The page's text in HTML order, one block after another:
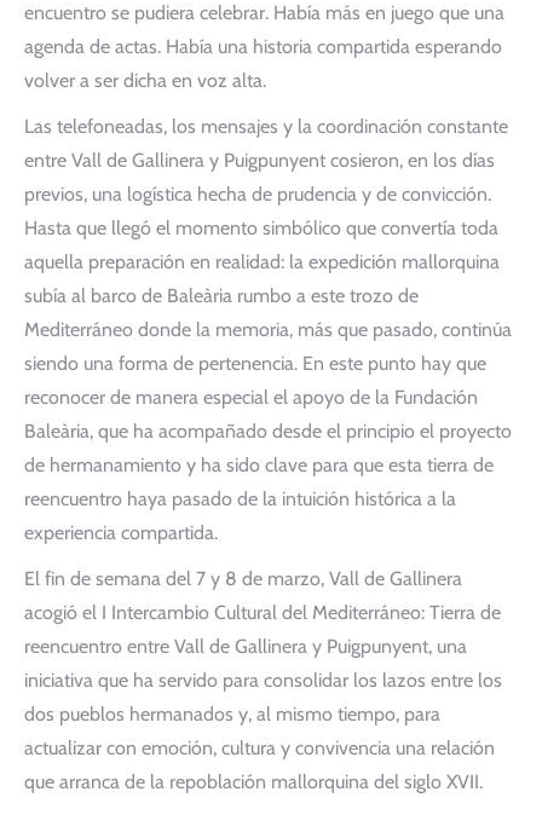
encuentro se pudiera celebrar. Había más en juego que una
agenda de actas. Había una historia compartida esperando
volver a ser dicha en voz alta.
Las telefoneadas, los mensajes y la coordinación constante
entre Vall de Gallinera y Puigpunyent cosieron, en los días
previos, una logística hecha de prudencia y de convicción.
Hasta que llegó el momento simbólico que convertía toda
aquella preparación en realidad: la expedición mallorquina
subía al barco de Baleària rumbo a este trozo de
Mediterráneo donde la memoria, más que pasado, continúa
siendo una forma de pertenencia. En este punto hay que
reconocer de manera especial el apoyo de la Fundación
Baleària, que ha acompañado desde el principio el proyecto
de hermanamiento y ha sido clave para que esta tierra de
reencuentro haya pasado de la intuición histórica a la
experiencia compartida.
El fin de semana del 7 y 8 de marzo, Vall de Gallinera
acogió el I Intercambio Cultural del Mediterráneo: Tierra de
reencuentro entre Vall de Gallinera y Puigpunyent, una
iniciativa que ha servido para consolidar los lazos entre los
dos pueblos hermanados y, al mismo tiempo, para
actualizar con emoción, cultura y convivencia una relación
que arranca de la repoblación mallorquina del siglo XVII.